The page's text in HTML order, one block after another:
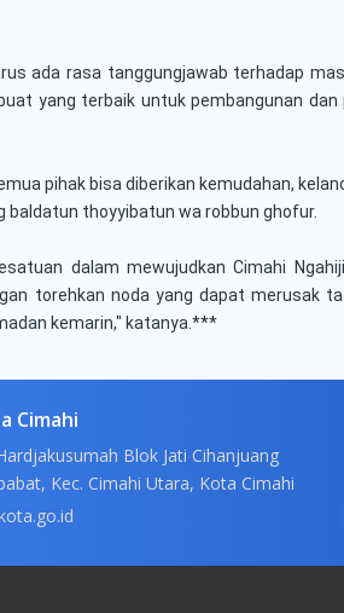
ada rasa tanggungjawab terhadap
yang terbaik untuk pembangunan dan
pihak bisa diberikan kemudahan,
baldatun thoyyibatun wa robbun ghofur.
dalam mewujudkan Cimahi
torehkan noda yang dapat merusak
kemarin," katanya.***
Cimahi
Blok Jati Cihanjuang
Kec. Cimahi Utara, Kota Cimahi